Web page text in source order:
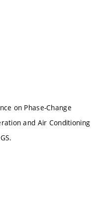
on Phase-Change
and Air Conditioning